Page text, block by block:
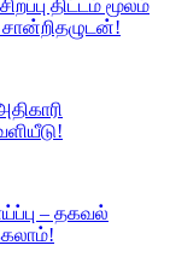
திட்டம் மூலம்
– தகவல்